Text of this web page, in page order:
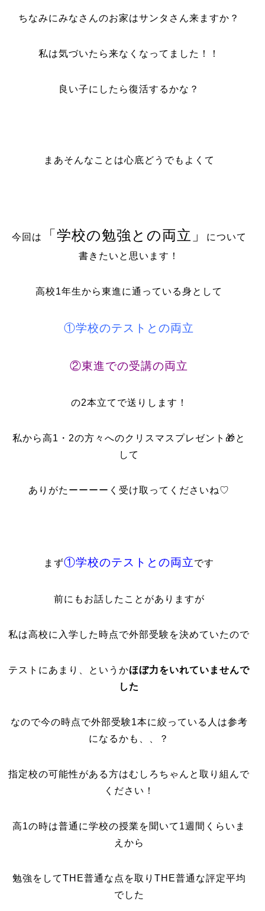
ちなみにみなさんのお家はサンタさん来ますか？
私は気づいたら来なくなってました！！
良い子にしたら復活するかな？
まあそんなことは心底どうでもよくて
今回は 「学校の勉強との両立」
について
書きたいと思います！
高校1年生から東進に通っている身として
①学校のテストとの両立
②東進での受講の両立
の2本立てで送りします！
私から高1・2の方々へのクリスマスプレゼント🎁と
して
ありがたーーーーく受け取ってくださいね♡
まず①学校のテストとの両立です
前にもお話したことがありますが
私は高校に入学した時点で外部受験を決めていたので
テストにあまり、というかほぼ力をいれていませんで
した
なので今の時点で外部受験1本に絞っている人は参考
になるかも、、？
指定校の可能性がある方はむしろちゃんと取り組んで
ください！
高1の時は普通に学校の授業を聞いて1週間くらいま
えから
勉強をしてTHE普通な点を取りTHE普通な評定平均
でした